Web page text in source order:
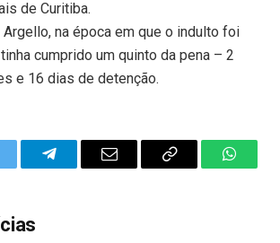
de Curitiba.
Argello, na época em que o indulto foi
cumprido um quinto da pena – 2
e 16 dias de detenção.
TelegramEmail
Copy